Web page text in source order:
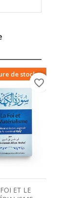
de stock
ET LE
favorite_border